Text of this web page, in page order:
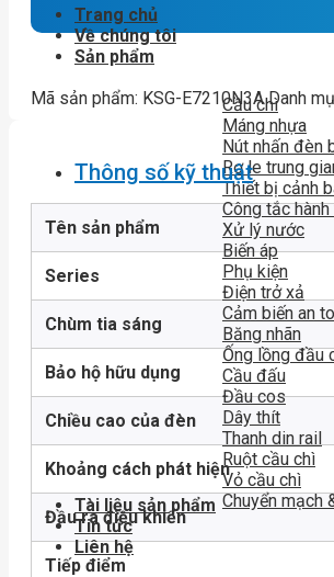
Trang chủ
Về chúng tôi
Sản phẩm
Cầu chì
Máng nhựa
Nút nhấn đèn
Rơ le trung
Thiết bị cảnh
Công tắc
Xử lý nước
Biến áp
Phụ kiện
Điện trở xả
Cảm biến an
Băng nhãn
Ống lồng đầu
Cầu đấu
Đầu cos
Dây thít
Thanh din rail
Ruột cầu chì
Vỏ cầu chì
Chuyển mạch
Tài liệu sản phẩm
Tin tức
Liên hệ
Mã sản phẩm: KSG-E7210N3A Danh
Thông số kỹ thuật
Tên sản phẩm
Series
Chùm tia sáng
Bảo hộ hữu dụng
Chiều cao của đèn
Khoảng cách phát hiện
Đầu ra điều khiển
Tiếp điểm